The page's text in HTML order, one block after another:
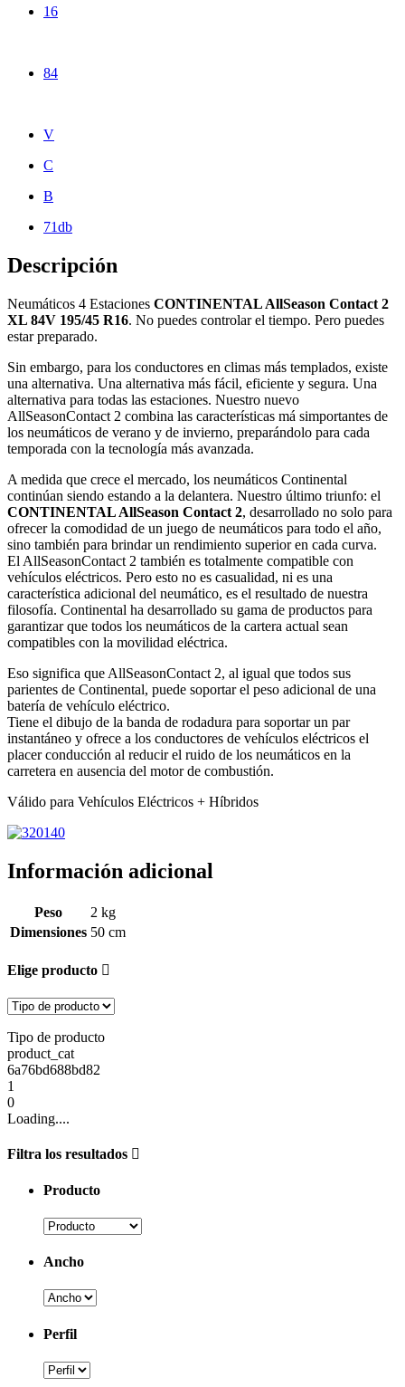
16
84
V
C
B
71db
Descripción
Neumáticos 4 Estaciones CONTINENTAL AllSeason Contact 2
XL 84V 195/45 R16. No puedes controlar el tiempo. Pero puedes
estar preparado.
Sin embargo, para los conductores en climas más templados, existe
una alternativa. Una alternativa más fácil, eficiente y segura. Una
alternativa para todas las estaciones. Nuestro nuevo
AllSeasonContact 2 combina las características má simportantes de
los neumáticos de verano y de invierno, preparándolo para cada
temporada con la tecnología más avanzada.
A medida que crece el mercado, los neumáticos Continental
continúan siendo estando a la delantera. Nuestro último triunfo: el
CONTINENTAL AllSeason Contact 2, desarrollado no solo para
ofrecer la comodidad de un juego de neumáticos para todo el año,
sino también para brindar un rendimiento superior en cada curva.
El AllSeasonContact 2 también es totalmente compatible con
vehículos eléctricos. Pero esto no es casualidad, ni es una
característica adicional del neumático, es el resultado de nuestra
filosofía. Continental ha desarrollado su gama de productos para
garantizar que todos los neumáticos de la cartera actual sean
compatibles con la movilidad eléctrica.
Eso significa que AllSeasonContact 2, al igual que todos sus
parientes de Continental, puede soportar el peso adicional de una
batería de vehículo eléctrico.
Tiene el dibujo de la banda de rodadura para soportar un par
instantáneo y ofrece a los conductores de vehículos eléctricos el
placer conducción al reducir el ruido de los neumáticos en la
carretera en ausencia del motor de combustión.
Válido para Vehículos Eléctricos + Híbridos
Información adicional
Peso
2 kg
Dimensiones 50 cm
Elige producto
Tipo de producto
product_cat
6a76bd688bd82
1
0
Loading....
Filtra los resultados
Producto
Ancho
Perfil